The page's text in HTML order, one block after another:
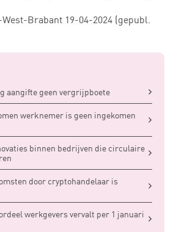
Brabant 19-04-2024 (gepubl.
aangifte geen vergrijpboete
werknemer is geen ingekomen
binnen bedrijven die circulaire
door cryptohandelaar is
werkgevers vervalt per 1 januari